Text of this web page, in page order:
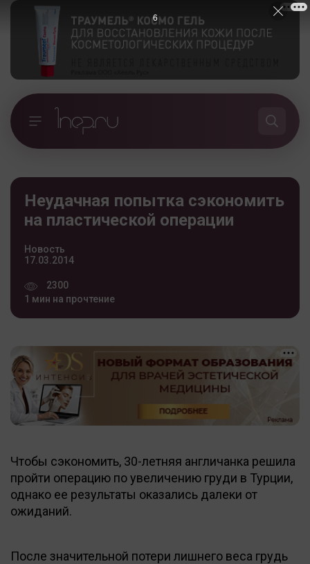
Неудачная попытка сэкономить
на пластической операции
Новость
17.03.2014
2300
1 мин на прочтение
Чтобы сэкономить, 30-летняя англичанка решила
пройти операцию по увеличению груди в Турции,
однако ее результаты оказались далеки от
ожиданий.
После значительной потери лишнего веса грудь
5